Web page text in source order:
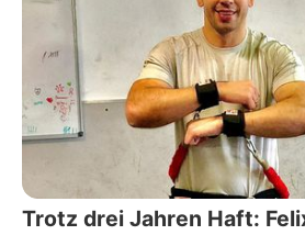
Trotz drei Jahren Haft: